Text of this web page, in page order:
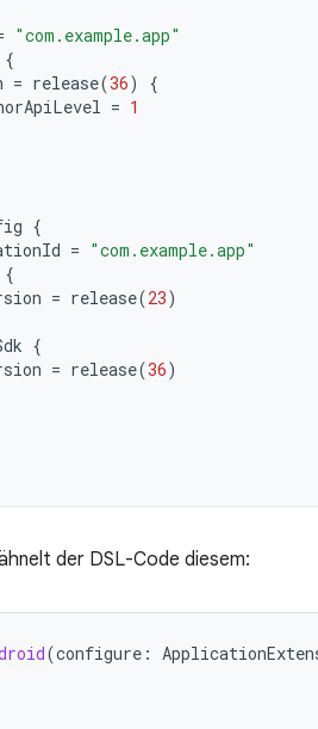
"com.example.app"
{
= release(36)
{
= 1
{
= "com.example.app"
{
= release(23)
{
= release(36)
der DSL-Code diesem:
(configure :